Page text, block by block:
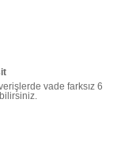
vade farksız 6